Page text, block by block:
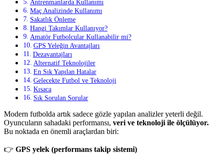
Antrenmanlarda Kullanımı
Maç Analizinde Kullanımı
Sakatlık Önleme
Hangi Takımlar Kullanıyor?
Amatör Futbolcular Kullanabilir mi?
GPS Yeleğin Avantajları
Dezavantajları
Alternatif Teknolojiler
En Sık Yapılan Hatalar
Gelecekte Futbol ve Teknoloji
Kısaca
Sık Sorulan Sorular
Modern futbolda artık sadece gözle yapılan analizler yeterli değil.
Oyuncuların sahadaki performansı, veri ve teknoloji ile ölçülüyor.
Bu noktada en önemli araçlardan biri:
👉 GPS yelek (performans takip sistemi)